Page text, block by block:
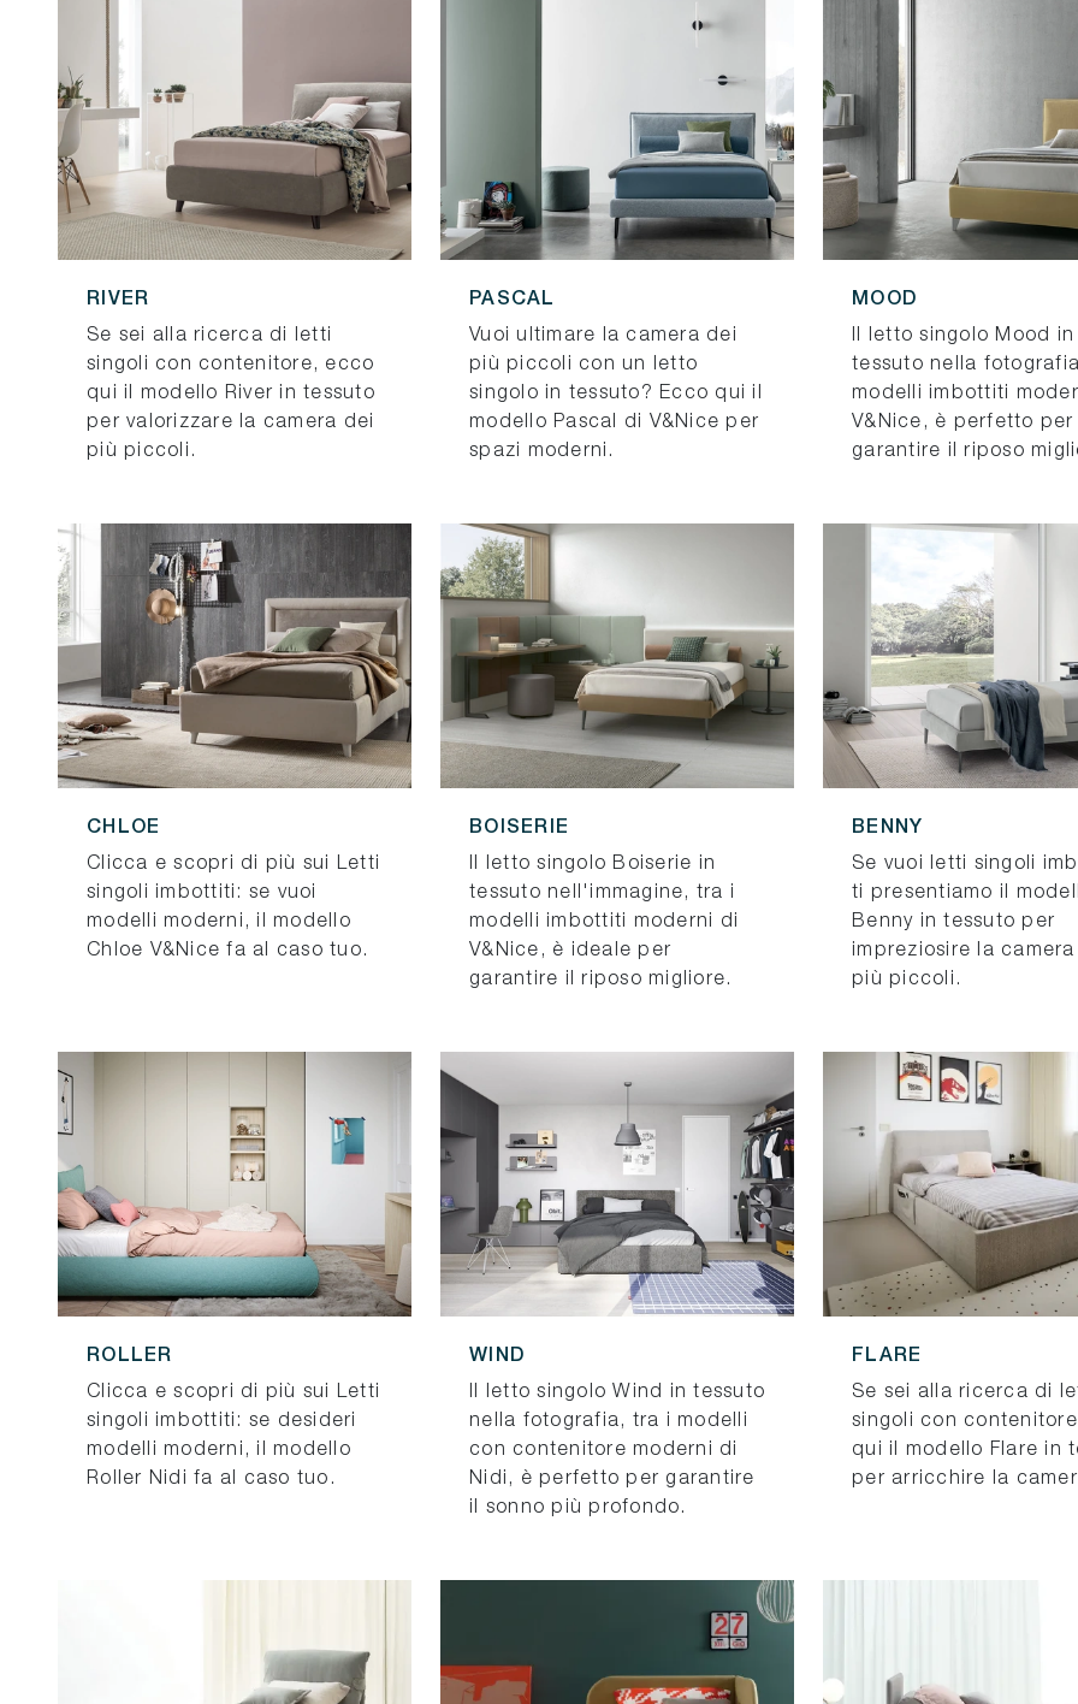
RIVER
Se sei alla ricerca di letti
singoli con contenitore, ecco
qui il modello River in tessuto
per valorizzare la camera dei
più piccoli.
PASCAL
Vuoi ultimare la camera dei
più piccoli con un letto
singolo in tessuto? Ecco qui il
modello Pascal di V&Nice per
spazi moderni.
MOOD
Il letto singolo Mood in
tessuto nella
modelli imbottiti
V&Nice, è perfetto per
garantire il riposo
CHLOE
Clicca e scopri di più sui Letti
singoli imbottiti: se vuoi
modelli moderni, il modello
Chloe V&Nice fa al caso tuo.
BOISERIE
Il letto singolo Boiserie in
tessuto nell'immagine, tra i
modelli imbottiti moderni di
V&Nice, è ideale per
garantire il riposo migliore.
BENNY
Se vuoi letti singoli
ti presentiamo il
Benny in tessuto per
impreziosire la
più piccoli.
ROLLER
Clicca e scopri di più sui Letti
singoli imbottiti: se desideri
modelli moderni, il modello
Roller Nidi fa al caso tuo.
WIND
Il letto singolo Wind in tessuto
nella fotografia, tra i modelli
con contenitore moderni di
Nidi, è perfetto per garantire
il sonno più profondo.
FLARE
Se sei alla ricerca di
singoli con
qui il modello Flare in
per arricchire la